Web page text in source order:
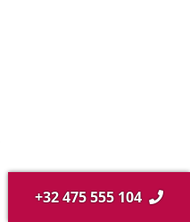
+32 475 555 104